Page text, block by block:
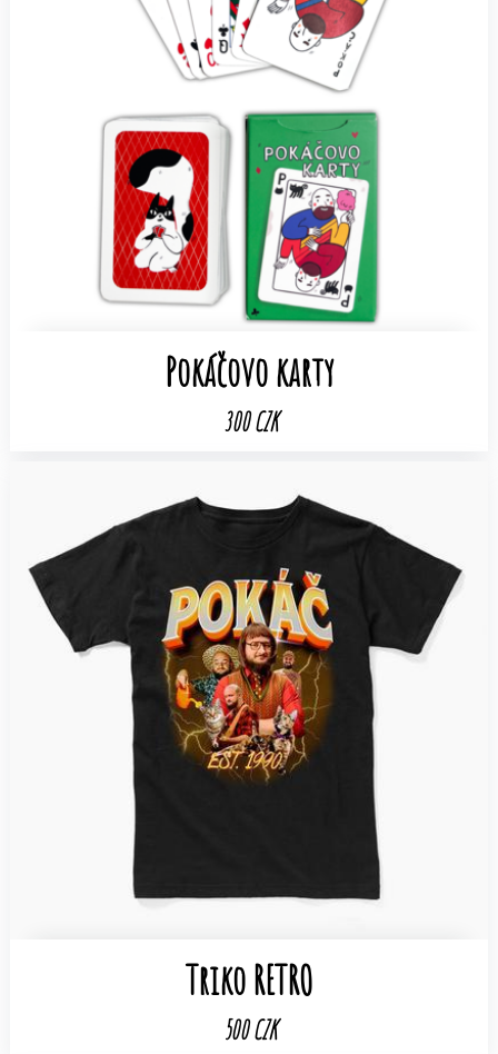
Pokáčovo karty
300 CZK
Triko RETRO
500 CZK